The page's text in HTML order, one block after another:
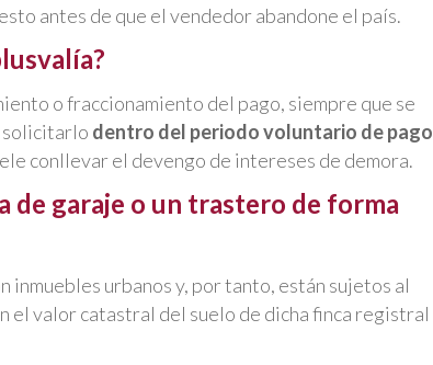
antes de que el vendedor abandone el país.
o fraccionamiento del pago, siempre que se
solicitarlo dentro del periodo voluntario de pago
conllevar el devengo de intereses de demora.
de garaje o un trastero de forma
inmuebles urbanos y, por tanto, están sujetos al
el valor catastral del suelo de dicha finca registral